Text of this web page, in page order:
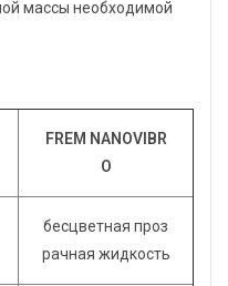
массы необходимой
FREM NANOVIBR
O
бесцветная проз
рачная жидкость